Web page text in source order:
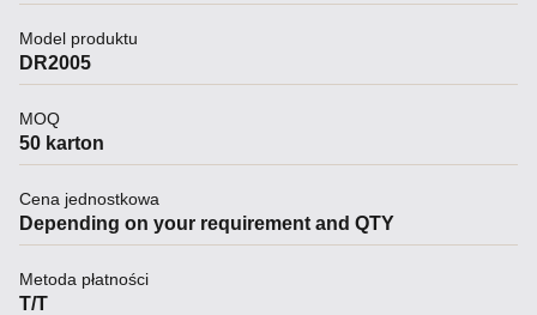
Model produktu
DR2005
MOQ
50 karton
Cena jednostkowa
Depending on your requirement and QTY
Metoda płatności
T/T